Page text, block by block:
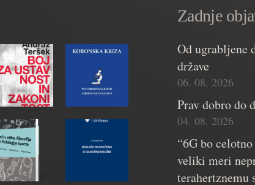
Zadnje
Od ugrabljene
države
06. 08. 2026
Prav dobro do
04. 08. 2026
“6G bo
veliki meri
terahertznemu